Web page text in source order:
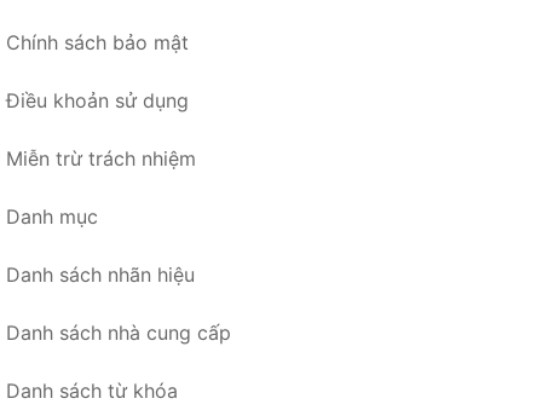
Chính sách bảo mật
Điều khoản sử dụng
Miễn trừ trách nhiệm
Danh mục
Danh sách nhãn hiệu
Danh sách nhà cung cấp
Danh sách từ khóa